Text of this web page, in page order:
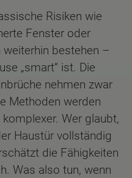
Risiken wie
Fenster oder
bestehen –
„smart“ ist. Die
nehmen zwar
Methoden werden
Wer glaubt,
Haustür vollständig
die Fähigkeiten
Was also tun, wenn